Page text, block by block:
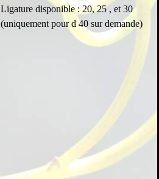
Ligature disponible : 20, 25 , et 30
(uniquement pour d 40 sur demande)